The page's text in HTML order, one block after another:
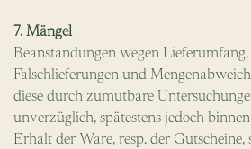
7. Mängel
Beanstandungen wegen
Falschlieferungen und
diese durch zumutbare
unverzüglich, spätestens jedoch
Erhalt der Ware, resp. der